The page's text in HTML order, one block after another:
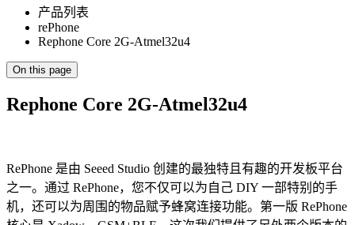
产品列表
rePhone
Rephone Core 2G-Atmel32u4
On this page
Rephone Core 2G-Atmel32u4
RePhone 是由 Seeed Studio 创建的最独特且有趣的开发板平台
之一。通过 RePhone，您不仅可以为自己 DIY 一部特别的手
机，还可以为周围的物品赋予蜂窝连接功能。第一版 RePhone